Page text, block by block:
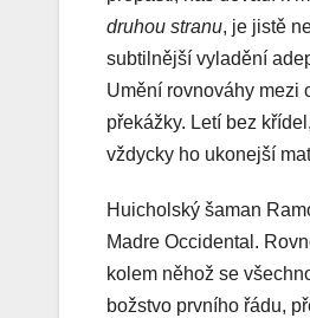
druhou stranu, je jistě
subtilnější vyladění
Umění rovnováhy mezi
překážky. Letí bez
vždycky ho ukonejší
Huicholský šaman
Madre Occidental.
kolem něhož se
božstvo prvního řádu,